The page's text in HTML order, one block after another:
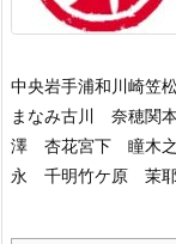
中央岩手浦和川崎笠
まなみ古川 奈穂
澤 杏花宮下 瞳木
永 千明竹ケ原 茉耶